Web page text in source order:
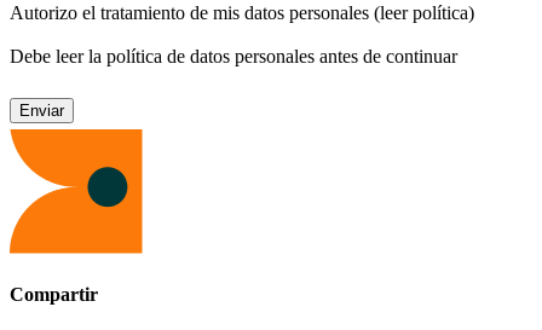
Autorizo el tratamiento de mis datos personales (leer política)
Debe leer la política de datos personales antes de continuar
Compartir